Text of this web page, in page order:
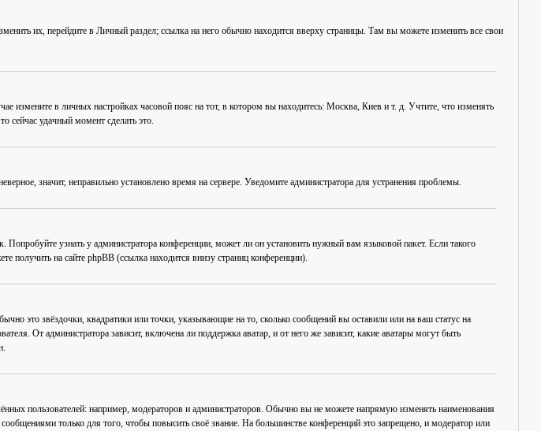
их, перейдите в Личный раздел; ссылка на него обычно находится вверху страницы. Там вы можете изменить все свои
в личных настройках часовой пояс на тот, в котором вы находитесь: Москва, Киев и т. д. Учтите, что изменять
сейчас удачный момент сделать это.
значит, неправильно установлено время на сервере. Уведомите администратора для устранения проблемы.
узнать у администратора конференции, может ли он установить нужный вам языковой пакет. Если такого
на сайте phpBB (ссылка находится внизу страниц конференции).
это звёздочки, квадратики или точки, указывающие на то, сколько сообщений вы оставили или на ваш статус на
От администратора зависит, включена ли поддержка аватар, и от него же зависит, какие аватары могут быть
пользователей: например, модераторов и администраторов. Обычно вы не можете напрямую изменять наименования
только для того, чтобы повысить своё звание. На большинстве конференций это запрещено, и модератор или